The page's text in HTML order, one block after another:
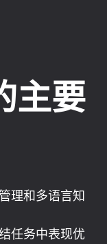
主要
理和多语言知
任务中表现优